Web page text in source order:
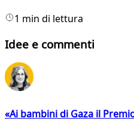
1 min di lettura
Idee e commenti
«Ai bambini di Gaza il